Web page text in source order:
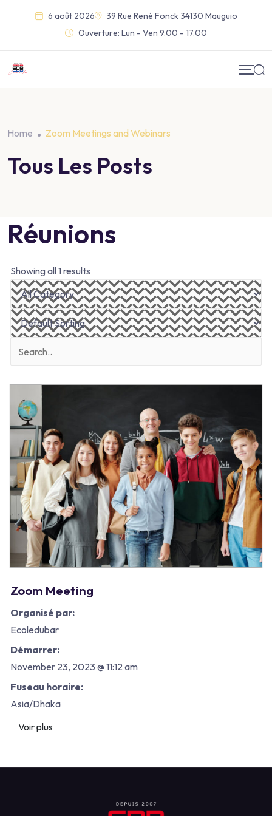
6 août 2026
39 Rue René Fonck 34130 Mauguio
Ouverture: Lun - Ven 9.00 - 17.00
Home Zoom Meetings and Webinars
Tous Les Posts
Réunions
Showing all 1 results
Zoom Meeting
Organisé par:
Ecoledubar
Démarrer:
November 23, 2023 @ 11:12 am
Fuseau horaire:
Asia/Dhaka
Voir plus